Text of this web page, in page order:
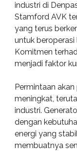
industri di
Stamford AVK
yang terus
untuk beroperasi
Komitmen
menjadi faktor
Permintaan
meningkat,
industri.
dengan
energi yang
membuatnya